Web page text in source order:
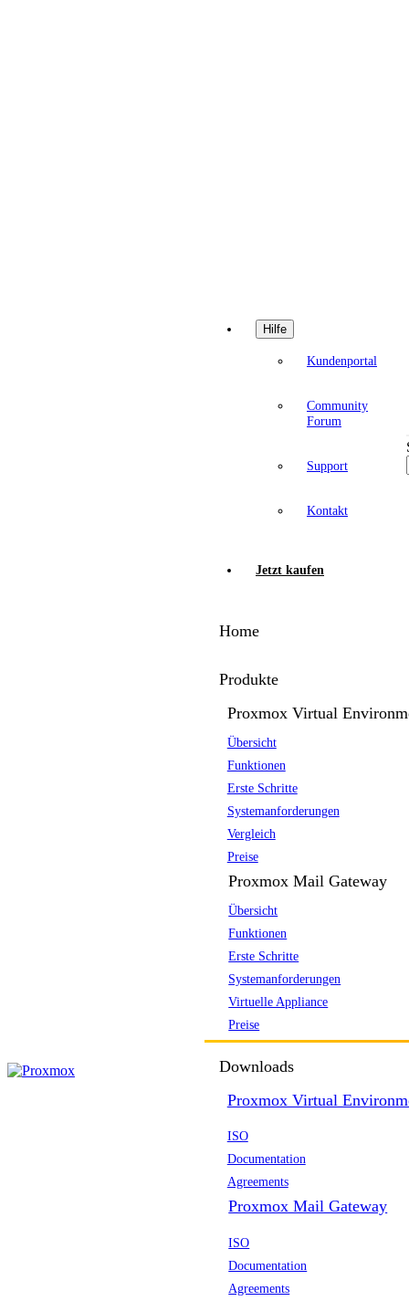
Hilfe
Kundenportal
Community
Forum
Support
Kontakt
Jetzt kaufen
Home
Produkte
Proxmox Virtual
Übersicht
Funktionen
Erste Schritte
Systemanforderungen
Vergleich
Preise
Proxmox Mail Gateway
Übersicht
Funktionen
Erste Schritte
Systemanforderungen
Virtuelle Appliance
Preise
Downloads
Proxmox Virtual
ISO
Documentation
Agreements
Proxmox Mail Gateway
ISO
Documentation
Agreements